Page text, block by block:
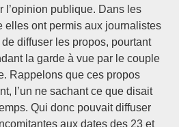
l’opinion publique. Dans les
elles ont permis aux journalistes
diffuser les propos, pourtant
la garde à vue par le couple
Rappelons que ces propos
l’un ne sachant ce que disait
Qui donc pouvait diffuser
aux dates des 23 et